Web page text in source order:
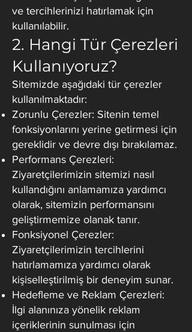
ve tercihlerinizi hatırlamak için
kullanılabilir.
2. Hangi Tür Çerezleri
Kullanıyoruz?
Sitemizde aşağıdaki tür çerezler
kullanılmaktadır:
Zorunlu Çerezler: Sitenin temel
fonksiyonlarını yerine getirmesi için
gereklidir ve devre dışı bırakılamaz.
Performans Çerezleri:
Ziyaretçilerimizin sitemizi nasıl
kullandığını anlamamıza yardımcı
olarak, sitemizin performansını
geliştirmemize olanak tanır.
Fonksiyonel Çerezler:
Ziyaretçilerimizin tercihlerini
hatırlamamıza yardımcı olarak
kişiselleştirilmiş bir deneyim sunar.
Hedefleme ve Reklam Çerezleri:
İlgi alanınıza yönelik reklam
içeriklerinin sunulması için